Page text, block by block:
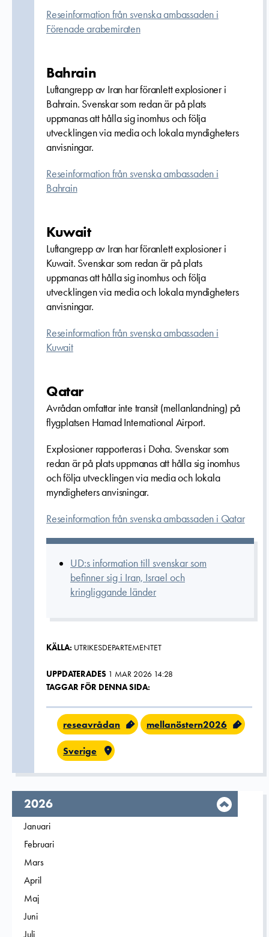
Reseinformation från svenska ambassaden i
Förenade arabemiraten
Bahrain
Luftangrepp av Iran har föranlett explosioner i
Bahrain. Svenskar som redan är på plats
uppmanas att hålla sig inomhus och följa
utvecklingen via media och lokala myndigheters
anvisningar.
Reseinformation från svenska ambassaden i
Bahrain
Kuwait
Luftangrepp av Iran har föranlett explosioner i
Kuwait. Svenskar som redan är på plats
uppmanas att hålla sig inomhus och följa
utvecklingen via media och lokala myndigheters
anvisningar.
Reseinformation från svenska ambassaden i
Kuwait
Qatar
Avrådan omfattar inte transit (mellanlandning) på
flygplatsen Hamad International Airport.
Explosioner rapporteras i Doha. Svenskar som
redan är på plats uppmanas att hålla sig inomhus
och följa utvecklingen via media och lokala
myndigheters anvisningar.
Reseinformation från svenska ambassaden i Qatar
UD:s information till svenskar som
befinner sig i Iran, Israel och
kringliggande länder
KÄLLA: UTRIKESDEPARTEMENTET
UPPDATERADES 1 MAR 2026 14:28
TAGGAR FÖR DENNA SIDA:
reseavrådan mellanöstern2026
Sverige
År,
2026
Filtrera på
Januari
Filtrera på
Februari
Filtrera på
Mars
Filtrera på
April
Filtrera på
Maj
Filtrera på
Juni
Filtrera på
Juli